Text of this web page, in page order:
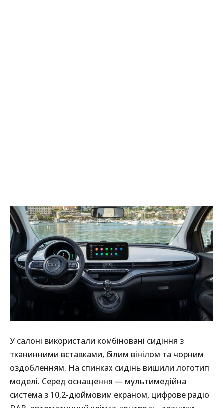
У салоні використали комбіновані сидіння з
тканинними вставками, білим вінілом та чорним
оздобленням. На спинках сидінь вишили логотип
моделі. Серед оснащення — мультимедійна
система з 10,2-дюймовим екраном, цифрове радіо